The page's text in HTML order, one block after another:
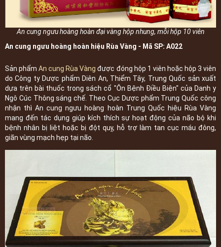
An cung ngưu hoàng hoàn đại vàng hộp nhung, mỗi hộp 10 viên
An cung ngưu hoàng hoàn hiệu Rùa Vàng - Mã SP: A022
Sản phẩmAn cung Rùa Vàng được đóng hộp 1 viên hoặc hộp 3 viên
do Công ty Dược phẩm Diên An, Thiểm Tây, Trung Quốc sản xuất
dựa trên bài thuốc trong sách cổ "Ôn Bệnh Điều Biện" của Danh y
Ngô Cúc Thông sáng chế. Theo Cục Dược phẩm Trung Quốc công
nhận thì An cung ngưu hoàng hoàn Trung Quốc hiệu Rùa Vàng
mang đến tác dụng giúp kích thích sự hoạt động của não bộ khi
bệnh nhân bị liệt hoặc bị đột quỵ, hỗ trợ làm tan cục máu đông,
giãn vùng mạch hẹp tại não.